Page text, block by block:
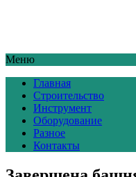
Меню
Главная
Строительство
Инструмент
Оборудование
Разное
Контакты